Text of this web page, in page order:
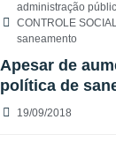
administração
CONTROLE
saneamento
Apesar de
política de
19/09/2018